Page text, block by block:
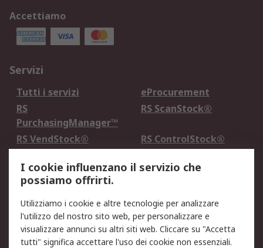
Accettiamo
Servizi
Tutti i servizi
eProcurement
RS
PurchasingManager™
RS ScanStock®
RS VendStock®
RS ControlStock®
Legale
Informativa Cookie
Informativa Privacy -
Aggiornata
Email Security
Termini d'uso
I cookie influenzano il servizio che
possiamo offrirti.
Utilizziamo i cookie e altre tecnologie per analizzare
l'utilizzo del nostro sito web, per personalizzare e
visualizzare annunci su altri siti web. Cliccare su "Accetta
tutti" significa accettare l'uso dei cookie non essenziali.